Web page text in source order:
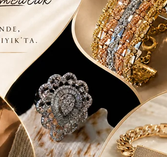
“SPORA VE
Spor Kulübü Uzakdoğu
“30 YILLIK SORUN